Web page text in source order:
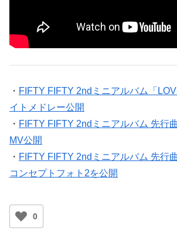
・ FIFTY FIFTY 2ndミニアルバム「
イトメドレー公開
・ FIFTY FIFTY 2ndミニアルバム 先行
MV公開
・ FIFTY FIFTY 2ndミニアルバム 先行
コンセプトフォト2を公開
0